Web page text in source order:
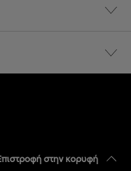
στην κορυφή